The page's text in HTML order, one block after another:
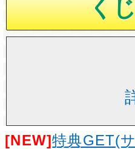
[NEW]特典GET(